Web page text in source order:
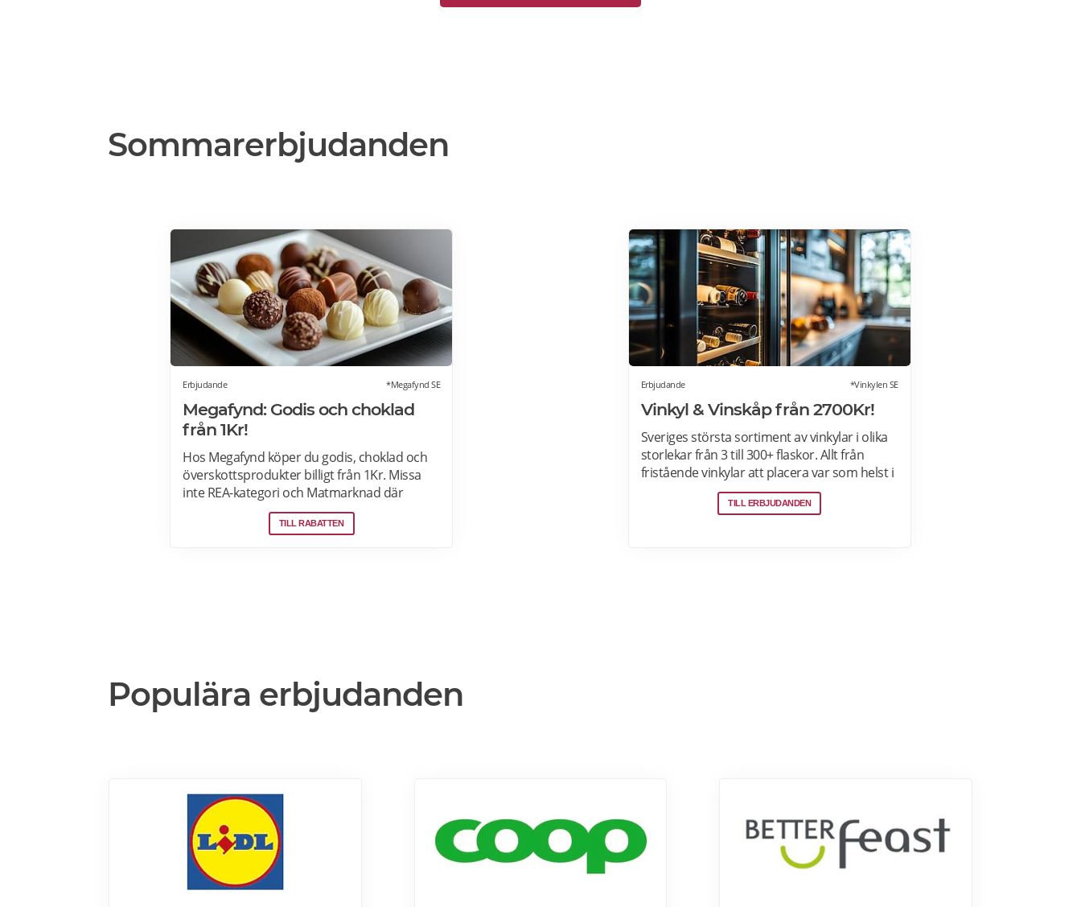
Sommarerbjudanden
Erbjudande *Megafynd SE
Megafynd: Godis och choklad
från 1Kr!
Hos Megafynd köper du godis, choklad och
överskottsprodukter billigt från 1Kr. Missa
inte REA-kategori och Matmarknad där
Megafynd har hundratals aktuella
erbjudanden varje dag. Läs mer om
TILL RABATTEN
Erbjudande *Vinkylen SE
Vinkyl & Vinskåp från 2700Kr!
Sveriges största sortiment av vinkylar i olika
storlekar från 3 till 300+ flaskor. Allt från
fristående vinkylar att placera var som helst i
hemmet, till inbyggda eller integrerbara
vinkylar som elegant smälter in i
TILL ERBJUDANDEN
Populära erbjudanden